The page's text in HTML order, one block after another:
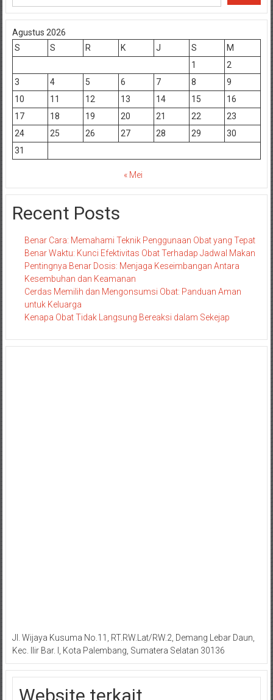
Agustus 2026
S
S R K J S
M
1
2
3
4 5 6 7 8
9
10
11 12 13 14 15
16
17
18 19 20 21 22
23
24
25 26 27 28 29
30
31
« Mei
Recent Posts
Benar Cara: Memahami Teknik Penggunaan Obat yang Tepat
Benar Waktu: Kunci Efektivitas Obat Terhadap Jadwal Makan
Pentingnya Benar Dosis: Menjaga Keseimbangan Antara
Kesembuhan dan Keamanan
Cerdas Memilih dan Mengonsumsi Obat: Panduan Aman
untuk Keluarga
Kenapa Obat Tidak Langsung Bereaksi dalam Sekejap
Jl. Wijaya Kusuma No.11, RT.RW.Lat/RW.2, Demang Lebar Daun,
Kec. Ilir Bar. I, Kota Palembang, Sumatera Selatan 30136
Website terkait